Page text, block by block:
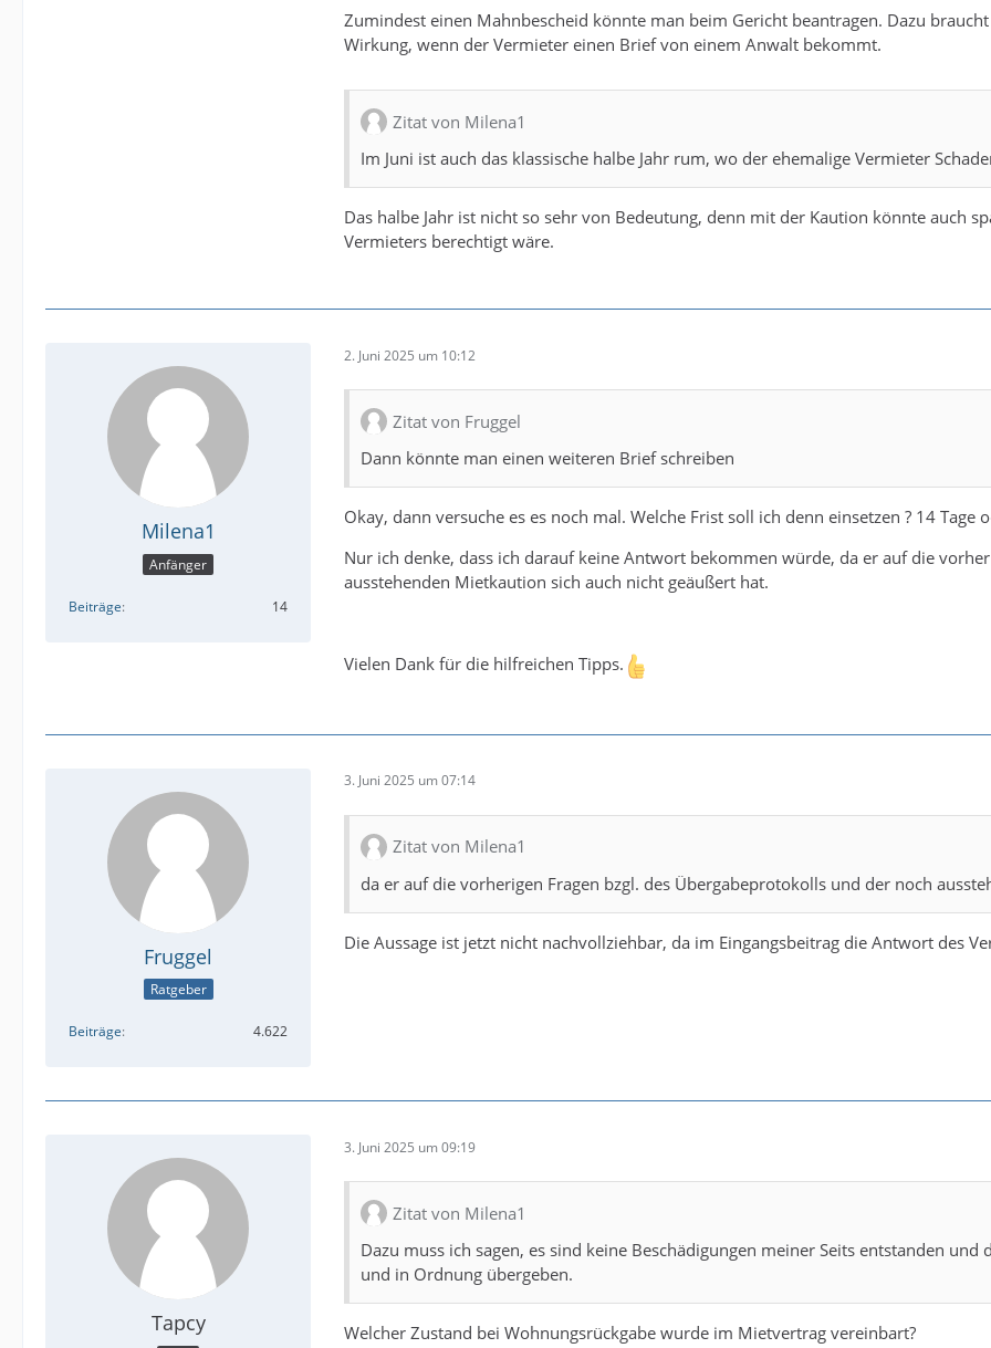
Zumindest einen Mahnbescheid könnte man beim Gericht beantragen. Dazu
Wirkung, wenn der Vermieter einen Brief von einem Anwalt bekommt.
Zitat von Milena1
Im Juni ist auch das klassische halbe Jahr rum, wo der ehemalige Vermieter
Das halbe Jahr ist nicht so sehr von Bedeutung, denn mit der Kaution könnte auch
Vermieters berechtigt wäre.
Milena1
Anfänger
Beiträge 14
2. Juni 2025 um 10:12
Zitat von Fruggel
Dann könnte man einen weiteren Brief schreiben
Okay, dann versuche es es noch mal. Welche Frist soll ich denn einsetzen ? 14
Nur ich denke, dass ich darauf keine Antwort bekommen würde, da er auf die
ausstehenden Mietkaution sich auch nicht geäußert hat.
Vielen Dank für die hilfreichen Tipps.
Fruggel
Ratgeber
Beiträge 4.622
3. Juni 2025 um 07:14
Zitat von Milena1
da er auf die vorherigen Fragen bzgl. des Übergabeprotokolls und der noch
Die Aussage ist jetzt nicht nachvollziehbar, da im Eingangsbeitrag die Antwort des
Tapcy
3. Juni 2025 um 09:19
Zitat von Milena1
Dazu muss ich sagen, es sind keine Beschädigungen meiner Seits entstanden
und in Ordnung übergeben.
Welcher Zustand bei Wohnungsrückgabe wurde im Mietvertrag vereinbart?